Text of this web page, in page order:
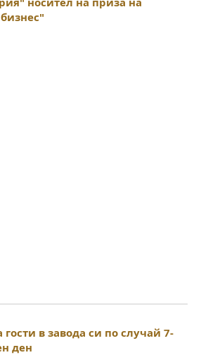
гости в завода си по случай 7-
ден